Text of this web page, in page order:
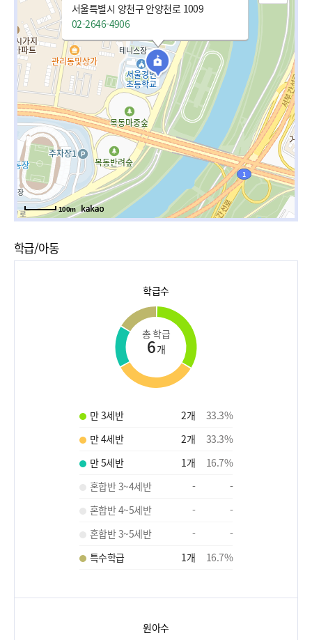
서울특별시 양천구 안양천로 1009
02-2646-4906
100m
학급/아동
학급수
총 학급
6개
만 3세반 2개 33.3%
만 4세반
2개 33.3%
만 5세반
1개 16.7%
혼합반 3~4세반
-
-
혼합반 4~5세반
-
-
혼합반 3~5세반
-
-
특수학급
1개 16.7%
원아수